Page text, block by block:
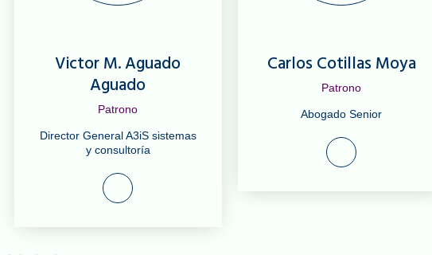
Victor M. Aguado
Aguado
Patrono
Director General A3iS sistemas
y consultoría
Carlos Cotillas Moya
Patrono
Abogado Senior